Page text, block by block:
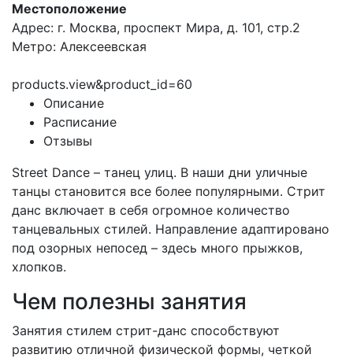
Местоположение
Адрес: г. Москва, проспект Мира, д. 101, стр.2
Метро: Алексеевская
products.view&product_id=60
Описание
Расписание
Отзывы
Street Dance – танец улиц. В наши дни уличные
танцы становится все более популярными. Стрит
данс включает в себя огромное количество
танцевальных стилей. Направление адаптировано
под озорных непосед – здесь много прыжков,
хлопков.
Чем полезны занятия
Занятия стилем стрит-данс способствуют
развитию отличной физической формы, четкой